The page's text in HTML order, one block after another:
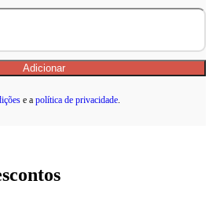
e a política de privacidade.